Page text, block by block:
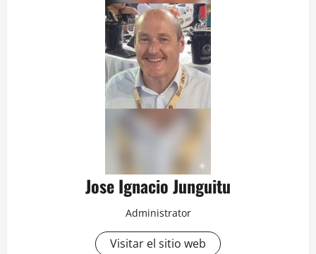
Jose Ignacio Junguitu
Administrator
Visitar el sitio web